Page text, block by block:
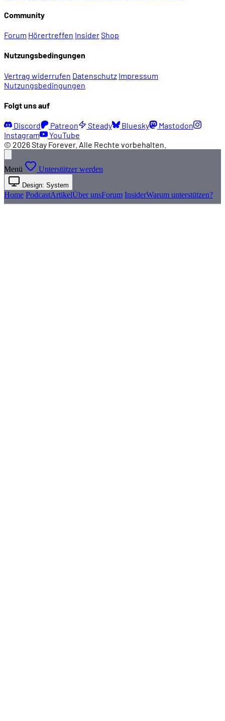
Community
Forum Hörertreffen InsiderShop
Nutzungsbedingungen
Vertrag widerrufen Datenschutz Impressum
Nutzungsbedingungen
Folgt uns auf
Discord Patreon Steady Bluesky
Mastodon
Instagram
YouTube
© 2026 Stay Forever. Alle Rechte vorbehalten.
Menü Unterstützer werden
Design: System
Home PodcastArtikelÜber unsForum InsiderWarum unterstützen?